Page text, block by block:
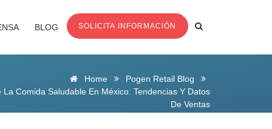
BLOG SOLICITA INFORMACIÓN
Home
Pogen Retail Blog
La Comida Saludable En México: Tendencias Y Datos
De Ventas